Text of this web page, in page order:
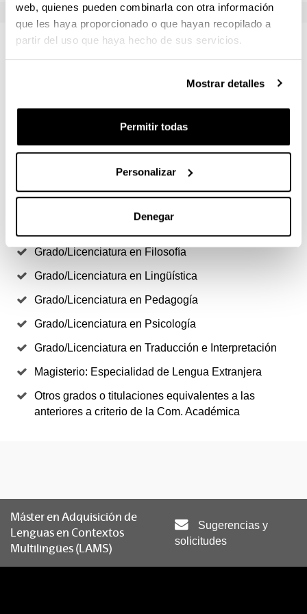
web, quienes pueden combinarla con otra información
que les haya proporcionado o que hayan recopilado a
partir del uso que haya hecho de sus servicios.
Mostrar detalles
Permitir todas
Personalizar
Denegar
Titulaciones de acceso
Grado/Licenciatura en Filología Alemana
Grado/Licenciatura en Filología Clásica
Grado/Licenciatura en Filología Francesa
Grado/Licenciatura en Filología Hispánica
Grado/Licenciatura en Filosofía
Grado/Licenciatura en Lingüística
Grado/Licenciatura en Pedagogía
Grado/Licenciatura en Psicología
Grado/Licenciatura en Traducción e Interpretación
Magisterio: Especialidad de Lengua Extranjera
Otros grados o titulaciones equivalentes a las
anteriores a criterio de la Com. Académica
Máster en Adquisición de
Lenguas en Contextos
Multilingües (LAMS)
Sugerencias y
solicitudes